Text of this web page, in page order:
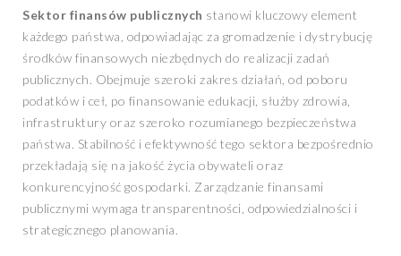
Sektor finansów publicznych stanowi kluczowy element
każdego państwa, odpowiadając za gromadzenie i dystrybucję
środków finansowych niezbędnych do realizacji zadań
publicznych. Obejmuje szeroki zakres działań, od poboru
podatków i ceł, po finansowanie edukacji, służby zdrowia,
infrastruktury oraz szeroko rozumianego bezpieczeństwa
państwa. Stabilność i efektywność tego sektora bezpośrednio
przekładają się na jakość życia obywateli oraz
konkurencyjność gospodarki. Zarządzanie finansami
publicznymi wymaga transparentności, odpowiedzialności i
strategicznego planowania.